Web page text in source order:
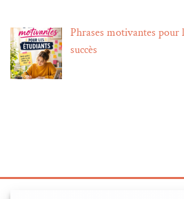
Phrases motivantes pour
succès